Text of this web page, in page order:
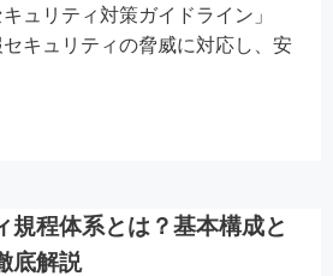
ュリティ対策ガイドライン」
キュリティの脅威に対応し、安
規程体系とは？基本構成と
底解説